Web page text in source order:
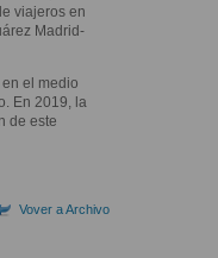
viajeros en
Madrid-
el medio
En 2019, la
de este
Vover a Archivo